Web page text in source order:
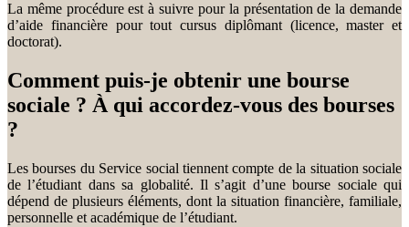
La même procédure est à suivre pour la présentation de la demande
d’aide financière pour tout cursus diplômant (licence, master et
doctorat).
Comment puis-je obtenir une bourse
sociale ? À qui accordez-vous des bourses
?
Les bourses du Service social tiennent compte de la situation sociale
de l’étudiant dans sa globalité. Il s’agit d’une bourse sociale qui
dépend de plusieurs éléments, dont la situation financière, familiale,
personnelle et académique de l’étudiant.